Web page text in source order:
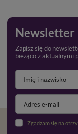
które w sposób
dostarczając
odżywczych. W
oraz inne
roślin bez chemii.Nie
nasza gama
skutecznie zwalczać
środowisku.
Podłoża –
Solidne podłoże to
wysokiej jakości
Newsletter
Zapisz się do
bieżąco z aktualnymi
Zgadzam się na otrzymywanie